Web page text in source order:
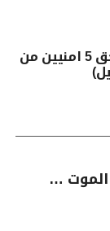
ابطاقة ايداع بالسجن في حق 5 امنيين من
الموت …